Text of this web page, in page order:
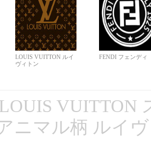
LOUIS VUITTON ルイ
ヴィトン
FENDI フェンディ
VUITTON
ニマル柄 ルイ